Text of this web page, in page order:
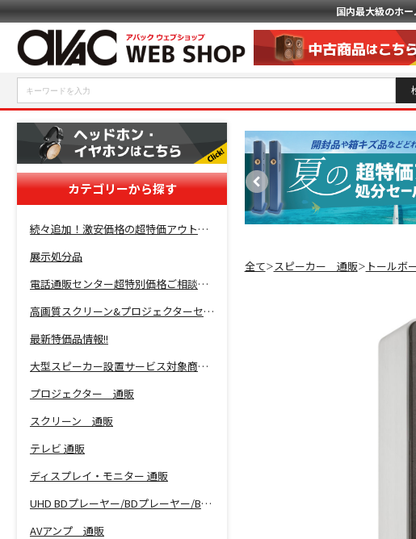
国内最大級のホ
カテゴリーから探す
続々追加！激安価格の超特価アウトレットセール開催！
展示処分品
電話通販センター超特別価格ご相談コーナー！
高画質スクリーン&プロジェクターセット超特価！
最新特価品情報!!
大型スピーカー設置サービス対象商品！
プロジェクター 通販
スクリーン 通販
テレビ 通販
ディスプレイ・モニター 通販
UHD BDプレーヤー/BDプレーヤー/BDレコーダー 通販
AVアンプ 通販
全て＞スピーカー 通販＞ トールボ